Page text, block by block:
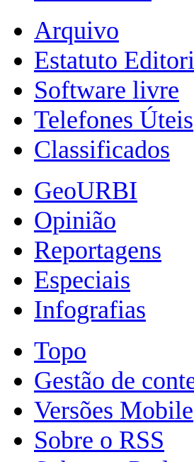
Arquivo
Estatuto
Software livre
Telefones Úteis
Classificados
GeoURBI
Opinião
Reportagens
Especiais
Infografias
Topo
Gestão de
Versões Mobile
Sobre o RSS